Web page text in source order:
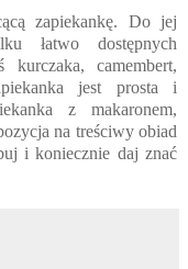
zapiekankę. Do jej
łatwo dostępnych
camembert,
jest prosta i
z makaronem,
na treściwy obiad
i koniecznie daj znać